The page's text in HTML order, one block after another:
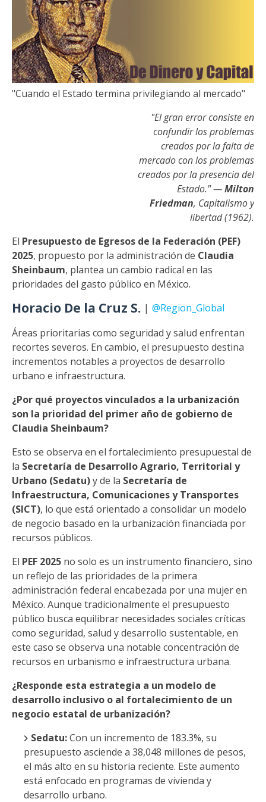
"Cuando el Estado termina privilegiando al mercado"
"El gran error consiste en
confundir los problemas
creados por la falta de
mercado con los problemas
creados por la presencia del
Estado." —Milton
Friedman, Capitalismo y
libertad (1962).
El Presupuesto de Egresos de la Federación (PEF)
2025, propuesto por la administración de Claudia
Sheinbaum, plantea un cambio radical en las
prioridades del gasto público en México.
Horacio De la Cruz S. | @Region_Global
Áreas prioritarias como seguridad y salud enfrentan
recortes severos. En cambio, el presupuesto destina
incrementos notables a proyectos de desarrollo
urbano e infraestructura.
¿Por qué proyectos vinculados a la urbanización
son la prioridad del primer año de gobierno de
Claudia Sheinbaum?
Esto se observa en el fortalecimiento presupuestal de
la Secretaría de Desarrollo Agrario, Territorial y
Urbano (Sedatu)y de la Secretaría de
Infraestructura, Comunicaciones y Transportes
(SICT), lo que está orientado a consolidar un modelo
de negocio basado en la urbanización financiada por
recursos públicos.
El PEF 2025 no solo es un instrumento financiero, sino
un reflejo de las prioridades de la primera
administración federal encabezada por una mujer en
México. Aunque tradicionalmente el presupuesto
público busca equilibrar necesidades sociales críticas
como seguridad, salud y desarrollo sustentable, en
este caso se observa una notable concentración de
recursos en urbanismo e infraestructura urbana.
¿Responde esta estrategia a un modelo de
desarrollo inclusivo o al fortalecimiento de un
negocio estatal de urbanización?
Sedatu:Con un incremento de 183.3%, su
presupuesto asciende a 38,048 millones de pesos,
el más alto en su historia reciente. Este aumento
está enfocado en programas de vivienda y
desarrollo urbano.